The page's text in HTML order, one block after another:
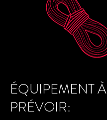
ÉQUIPEMENT À
PRÉVOIR: